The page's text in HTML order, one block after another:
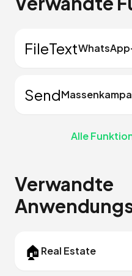
FileText
Send
Alle
Verwandte
🏠 Real Estate